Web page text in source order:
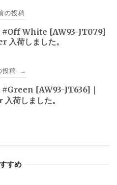
の投稿
White [AW93-JT079]
入荷しました。
投稿 →
[AW93-JT636]｜
荷しました。
すめ